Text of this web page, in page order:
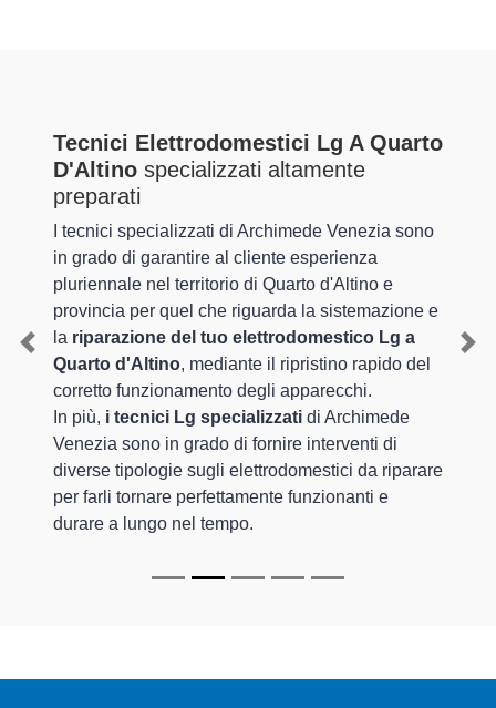
Tecnici Elettrodomestici Lg A Quarto
D'Altino specializzati altamente
preparati
I tecnici specializzati di Archimede Venezia sono
in grado di garantire al cliente esperienza
pluriennale nel territorio di Quarto d'Altino e
provincia per quel che riguarda la sistemazione e
la riparazione del tuo elettrodomestico Lg a
Quarto d'Altino, mediante il ripristino rapido del
corretto funzionamento degli apparecchi.
In più, i tecnici Lg specializzati di Archimede
Venezia sono in grado di fornire interventi di
diverse tipologie sugli elettrodomestici da riparare
per farli tornare perfettamente funzionanti e
durare a lungo nel tempo.
Previous